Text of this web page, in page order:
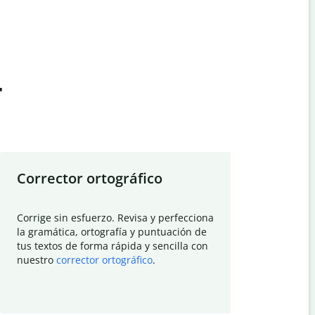
Corrector ortográfico
Corrige sin esfuerzo. Revisa y perfecciona
la gramática, ortografía y puntuación de
tus textos de forma rápida y sencilla con
nuestro corrector ortográfico.